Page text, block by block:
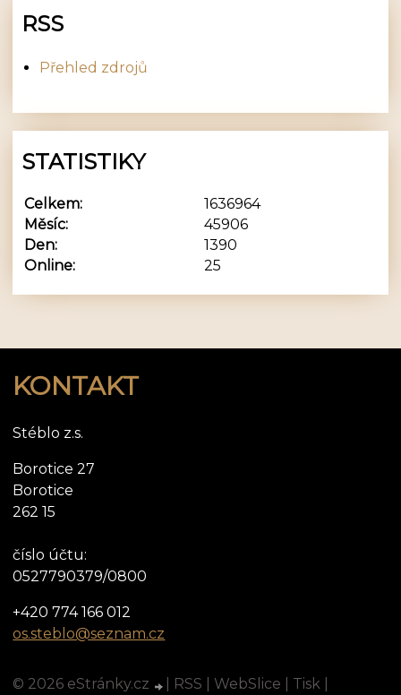
RSS
Přehled zdrojů
STATISTIKY
Online: 25
Celkem:
1636964
Měsíc:
45906
Den:
1390
KONTAKT
Stéblo z.s.
Borotice 27
Borotice
262 15
číslo účtu:
0527790379/0800
+420 774 166 012
os.steblo@seznam.cz
© 2026 eStránky.cz RSS WebSlice Tisk